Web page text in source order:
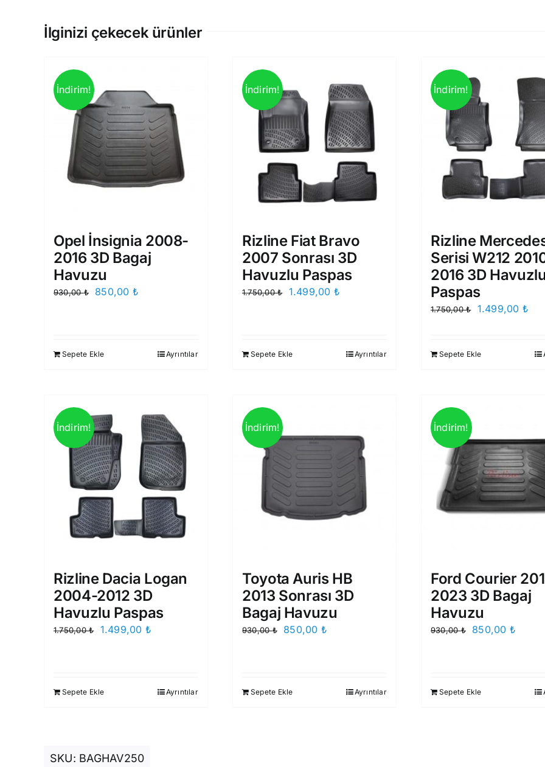
İlginizi çekecek ürünler
İndirim!
Opel İnsignia 2008-
2016 3D Bagaj
Havuzu
930,00₺
Orijinal
850,00 ₺
Sepete Ekle Ayrıntılar
İndirim!
Rizline Fiat Bravo
2007 Sonrası 3D
Havuzlu Paspas
1.750,00₺
Orijinal
1.499,00 ₺
Sepete Ekle Ayrıntılar
İndirim!
Rizline
Serisi W212
2016 3D Havuzlu
Paspas
1.750,00₺
Orijinal
1.499,00 ₺
Sepete Ekle
İndirim!
Rizline Dacia Logan
2004-2012 3D
Havuzlu Paspas
1.750,00₺
Orijinal
1.499,00 ₺
Sepete Ekle Ayrıntılar
İndirim!
Toyota Auris HB
2013 Sonrası 3D
Bagaj Havuzu
930,00₺
Orijinal
850,00 ₺
Sepete Ekle Ayrıntılar
İndirim!
Ford Courier
2023 3D Bagaj
Havuzu
930,00₺
Orijinal
850,00 ₺
Sepete Ekle
SKU: BAGHAV250